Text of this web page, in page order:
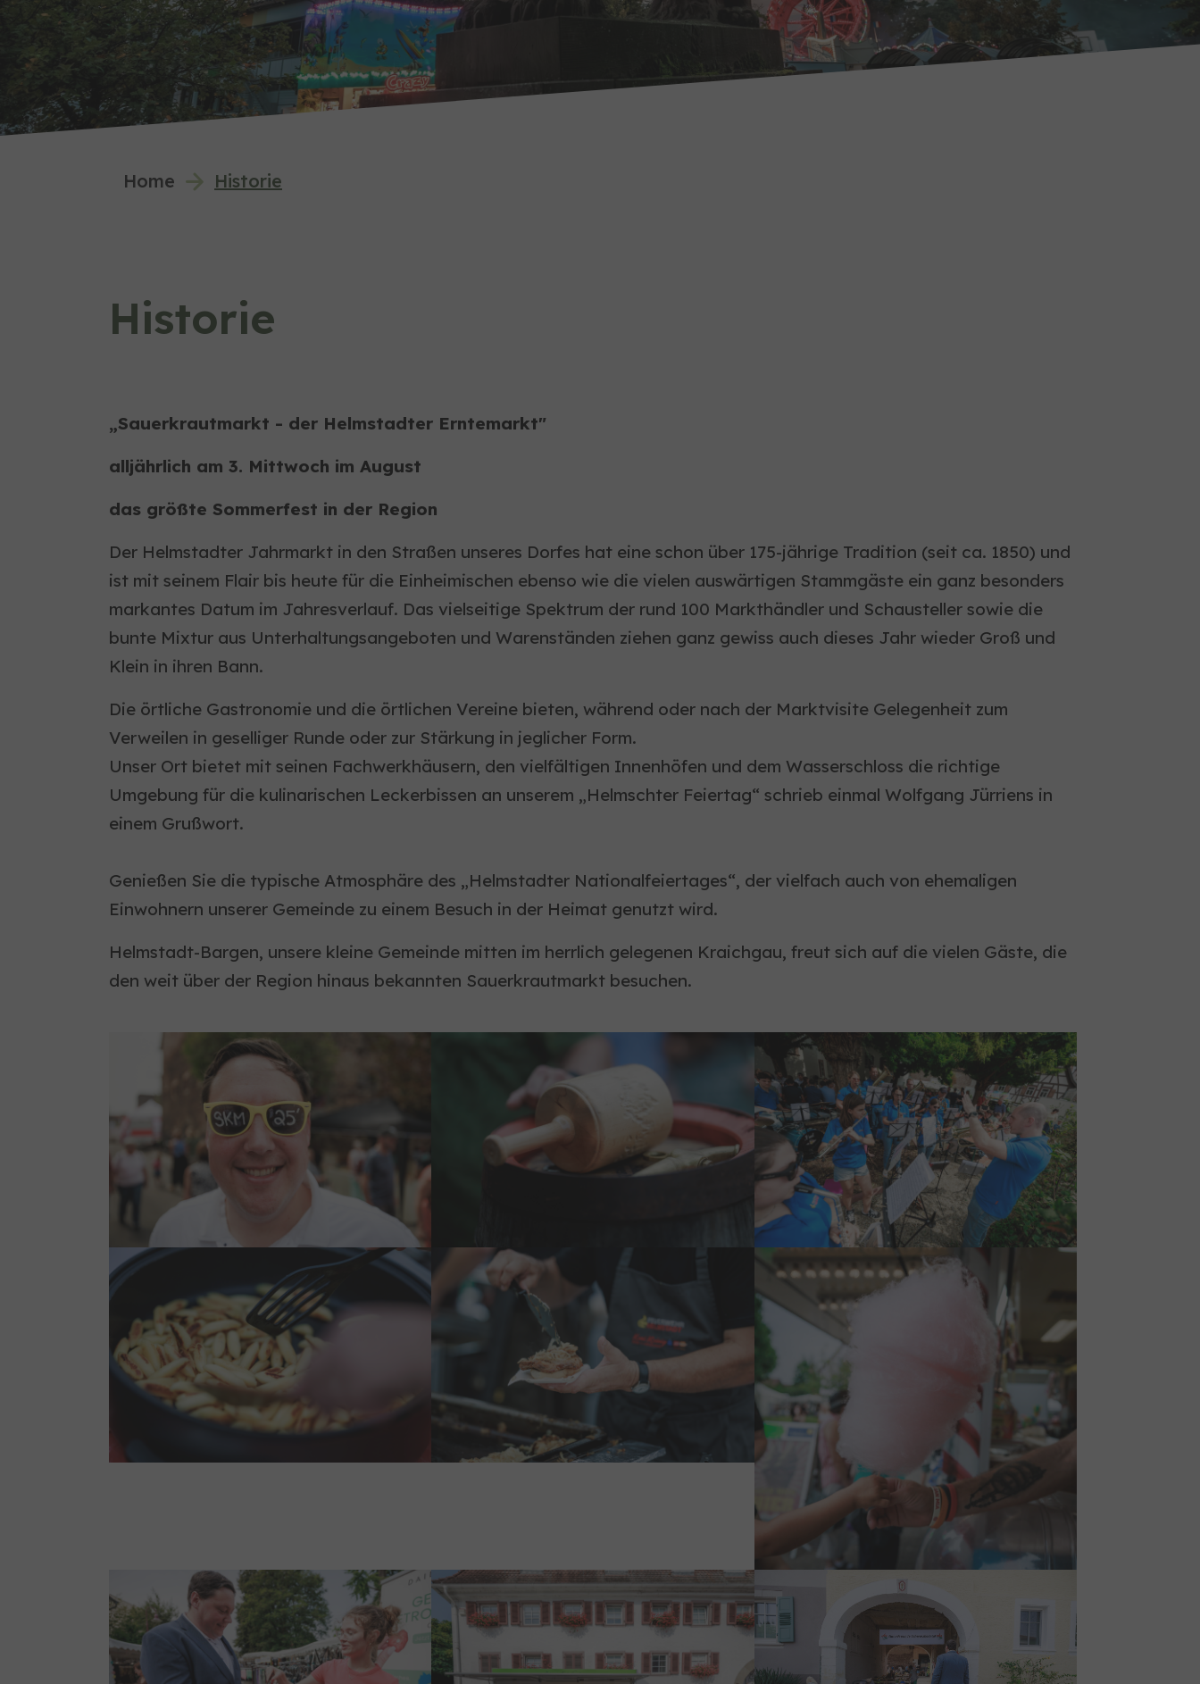
Home Historie
Historie
„Sauerkrautmarkt - der Helmstadter Erntemarkt"
alljährlich am 3. Mittwoch im August
das größte Sommerfest in der Region
Der Helmstadter Jahrmarkt in den Straßen unseres Dorfes hat eine schon über 175-jährige Tradition (seit ca. 1850) und
ist mit seinem Flair bis heute für die Einheimischen ebenso wie die vielen auswärtigen Stammgäste ein ganz besonders
markantes Datum im Jahresverlauf. Das vielseitige Spektrum der rund 100 Markthändler und Schausteller sowie die
bunte Mixtur aus Unterhaltungsangeboten und Warenständen ziehen ganz gewiss auch dieses Jahr wieder Groß und
Klein in ihren Bann.
Die örtliche Gastronomie und die örtlichen Vereine bieten, während oder nach der Marktvisite Gelegenheit zum
Verweilen in geselliger Runde oder zur Stärkung in jeglicher Form.
Unser Ort bietet mit seinen Fachwerkhäusern, den vielfältigen Innenhöfen und dem Wasserschloss die richtige
Umgebung für die kulinarischen Leckerbissen an unserem „Helmschter Feiertag“ schrieb einmal Wolfgang Jürriens in
einem Grußwort.
Genießen Sie die typische Atmosphäre des „Helmstadter Nationalfeiertages“, der vielfach auch von ehemaligen
Einwohnern unserer Gemeinde zu einem Besuch in der Heimat genutzt wird.
Helmstadt-Bargen, unsere kleine Gemeinde mitten im herrlich gelegenen Kraichgau, freut sich auf die vielen Gäste, die
den weit über der Region hinaus bekannten Sauerkrautmarkt besuchen.
Show larger version Show larger version Show larger version
Show larger version Show larger version Show larger version
Show larger version Show larger version Show larger version